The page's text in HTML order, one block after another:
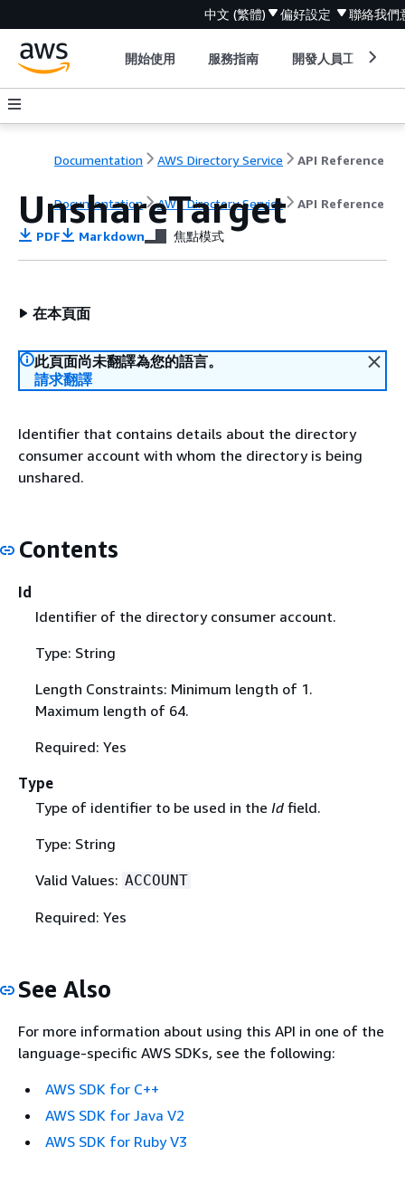
中文 (繁體) 偏好設定 聯絡我們
開始使用 服務指南 開發人員工具
Documentation AWS Directory Service API Reference
Documentation AWS Directory Service API Reference
UnshareTarget
PDF Markdown 焦點模式
在本頁面
此頁面尚未翻譯為您的語言。
請求翻譯
Identifier that contains details about the directory
consumer account with whom the directory is being
unshared.
Contents
Id
Identifier of the directory consumer account.
Type: String
Length Constraints: Minimum length of 1.
Maximum length of 64.
Required: Yes
Type
Type of identifier to be used in the Idfield.
Type: String
Valid Values: ACCOUNT
Required: Yes
See Also
For more information about using this API in one of the
language-specific AWS SDKs, see the following:
AWS SDK for C++
AWS SDK for Java V2
AWS SDK for Ruby V3